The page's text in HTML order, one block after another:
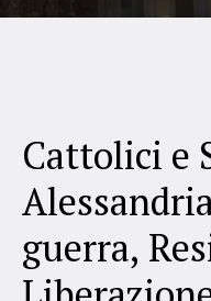
Cattolici e
guerra,